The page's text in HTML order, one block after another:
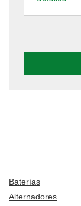
Baterías
Alternadores